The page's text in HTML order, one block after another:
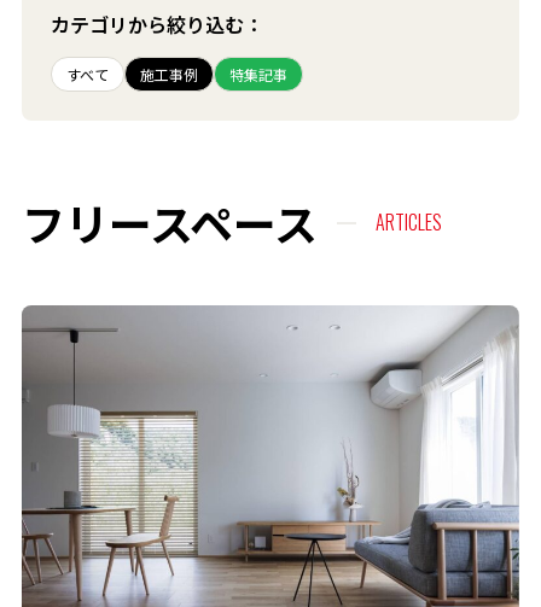
カテゴリから絞り込む：
すべて 施工事例 特集記事
フリースペース ARTICLES